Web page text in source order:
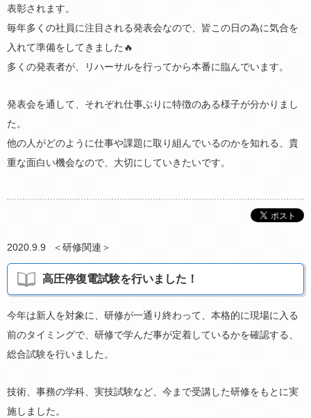
表彰されます。
毎年多くの社員に注目される発表会なので、皆この日の為に気合を
入れて準備をしてきました🔥
多くの発表者が、リハーサルを行ってから本番に臨んでいます。
発表会を通して、それぞれ仕事ぶりに特徴のある様子が分かりまし
た。
他の人がどのように仕事や課題に取り組んでいるのかを知れる、貴
重な面白い機会なので、大切にしていきたいです。
2020.9.9 ＜研修関連 ＞
高圧停復電試験を行いました！
今年は新人を対象に、研修が一通り終わって、本格的に現場に入る
前のタイミングで、研修で学んだ事が定着しているかを確認する、
総合試験を行いました。
技術、事務の学科、実技試験など、今まで受講した研修をもとに実
施しました。